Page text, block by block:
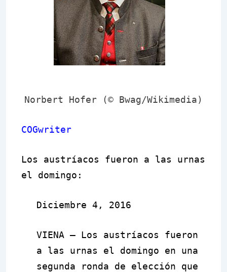
Norbert Hofer (© Bwag/Wikimedia)
COGwriter
Los austríacos fueron a las urnas
el domingo:
Diciembre 4, 2016
VIENA – Los austríacos fueron
a las urnas el domingo en una
segunda ronda de elección que